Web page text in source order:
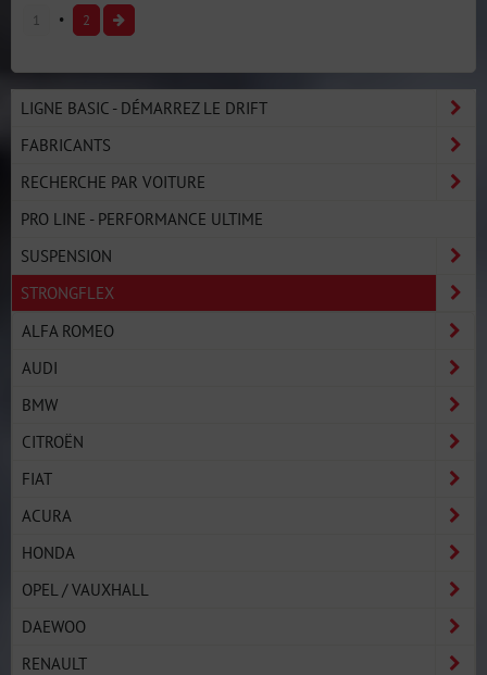
1 2
LIGNE BASIC - DÉMARREZ LE DRIFT
FABRICANTS
RECHERCHE PAR VOITURE
PRO LINE - PERFORMANCE ULTIME
SUSPENSION
STRONGFLEX
ALFA ROMEO
AUDI
BMW
CITROËN
FIAT
ACURA
HONDA
OPEL / VAUXHALL
DAEWOO
RENAULT